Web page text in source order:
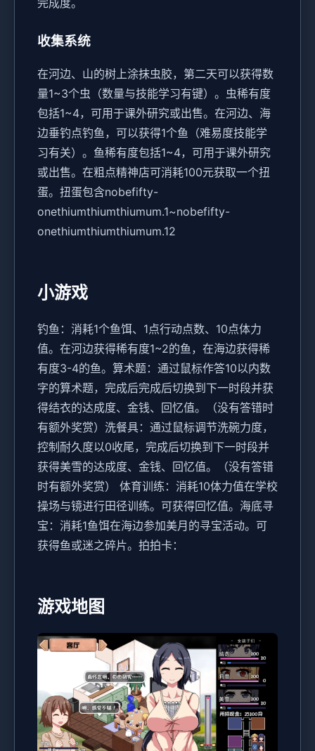
收集系统
在河边、山的树上涂抹虫胶，第二天可以获得数
量1~3个虫（数量与技能学习有键）。虫稀有度
包括1~4，可用于课外研究或出售。 在河边、海
边垂钓点钓鱼，可以获得1个鱼（难易度技能学
习有关）。鱼稀有度包括1~4，可用于课外研究
或出售。 在粗点精神店可消耗100元获取一个扭
蛋。扭蛋包含nobefifty-
onethiumthiumthiumum.1~nobefifty-
onethiumthiumthiumum.12
小游戏
钓鱼：消耗1个鱼饵、1点行动点数、10点体力
值。在河边获得稀有度1~2的鱼，在海边获得稀
有度3-4的鱼。 算术题：通过鼠标作答10以内数
字的算术题，完成后完成后切换到下一时段并获
得结衣的达成度、金钱、回忆值。（没有答错时
有额外奖赏） 洗餐具：通过鼠标调节洗碗力度，
控制耐久度以0收尾，完成后切换到下一时段并
获得美雪的达成度、金钱、回忆值。（没有答错
时有额外奖赏）
体育训练：消耗10体力值在学校
操场与镜进行田径训练。可获得回忆值。 海底寻
宝：消耗1鱼饵在海边参加美月的寻宝活动。可
获得鱼或迷之碎片。 拍拍卡：
游戏地图